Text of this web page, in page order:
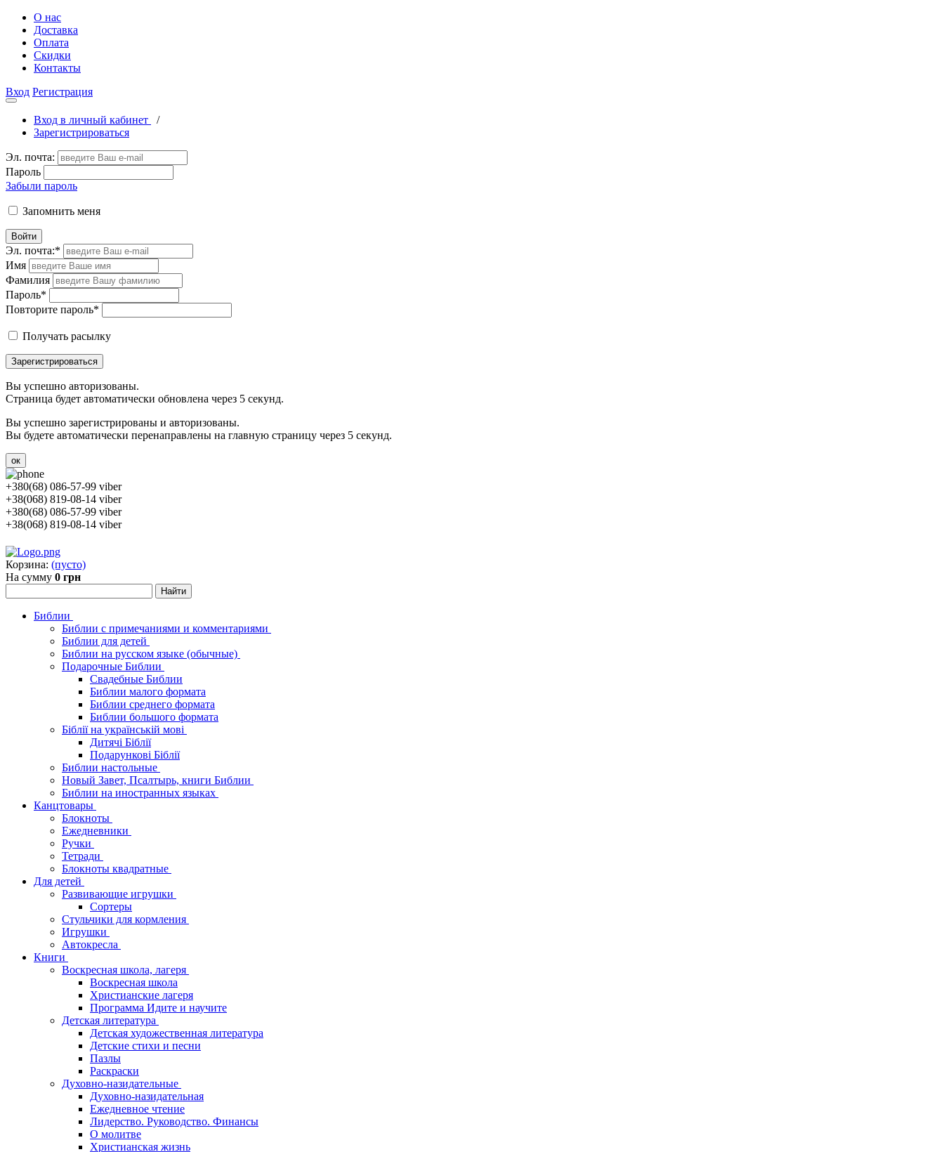
О нас
Доставка
Оплата
Скидки
Контакты
Вход Регистрация
Вход в личный кабинет
/
Зарегистрироваться
Эл. почта:
Пароль
Забыли пароль
Запомнить меня
Войти
Эл. почта:*
Имя
Фамилия
Пароль*
Повторите пароль*
Получать расылку
Зарегистрироваться
Вы успешно авторизованы.
Страница будет автоматически обновлена через 5 секунд.
Вы успешно зарегистрированы и авторизованы.
Вы будете автоматически перенаправлены на главную страницу через 5 секунд.
ок
+380(68) 086-57-99 viber
+38(068) 819-08-14 viber
+380(68) 086-57-99 viber
+38(068) 819-08-14 viber
Корзина: (пусто)
На сумму 0 грн
Библии
Библии с примечаниями и комментариями
Библии для детей
Библии на русском языке (обычные)
Подарочные Библии
Свадебные Библии
Библии малого формата
Библии среднего формата
Библии большого формата
Біблії на українській мові
Дитячі Біблії
Подарункові Біблії
Библии настольные
Новый Завет, Псалтырь, книги Библии
Библии на иностранных языках
Канцтовары
Блокноты
Ежедневники
Ручки
Тетради
Блокноты квадратные
Для детей
Развивающие игрушки
Сортеры
Стульчики для кормления
Игрушки
Автокресла
Книги
Воскресная школа, лагеря
Воскресная школа
Христианские лагеря
Программа Идите и научите
Детская литература
Детская художественная литература
Детские стихи и песни
Пазлы
Раскраски
Духовно-назидательные
Духовно-назидательная
Ежедневное чтение
Лидерство. Руководство. Финансы
О молитве
Христианская жизнь